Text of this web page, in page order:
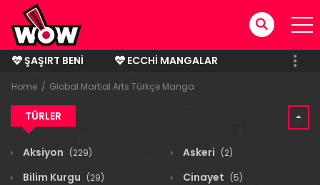
ŞAŞIRT BENI
ECCHI MANGALAR
BITMIŞ MANGALAR
Home Global Martial Arts Türkçe Manga
TÜRLER
Aksiyon (229) Askeri (2)
Bilim Kurgu (29) Cinayet (5)